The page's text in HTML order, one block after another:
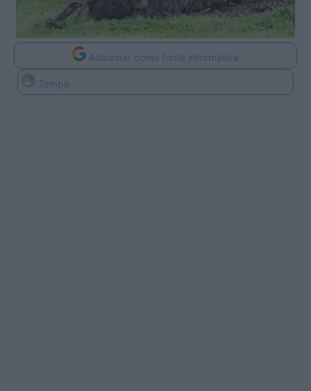
Adicionar como fonte informativa
Tempo